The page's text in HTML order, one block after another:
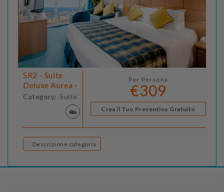
SR2 - Suite
Deluxe Aurea -
Category: Suite
Per Persona
€309
Crea il Tuo Preventivo Gratuito
Descrizione categoria